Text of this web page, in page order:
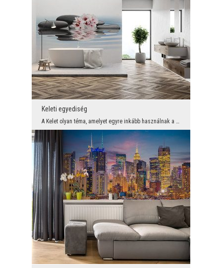
Keleti egyediség
A Kelet olyan téma, amelyet egyre inkább használnak a belsőépítészetben. Ez nem lephet meg senkit...